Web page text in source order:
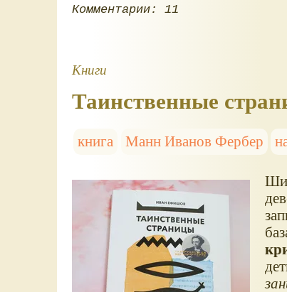
Комментарии: 11
Книги
Таинственные
книга Манн Иванов Фербер